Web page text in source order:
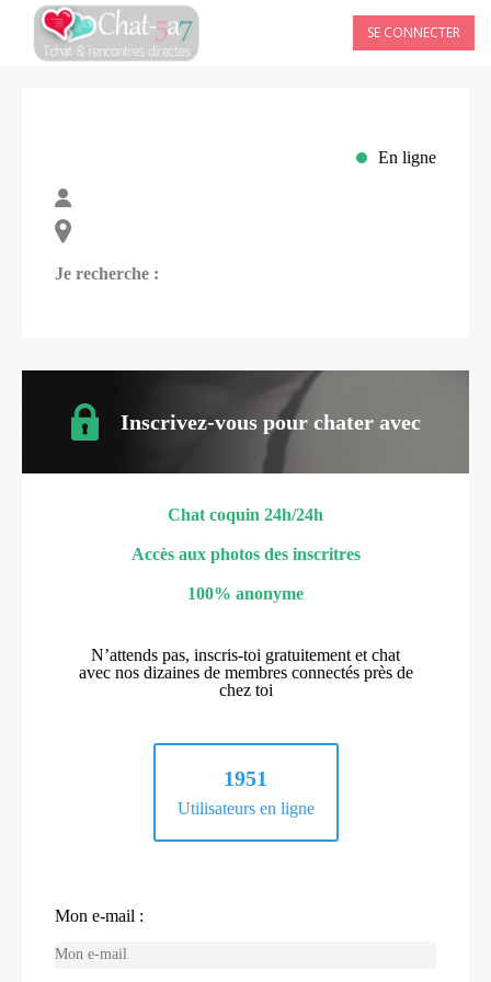
SE CONNECTER
En ligne
Je recherche :
Inscrivez-vous pour chater avec
Chat coquin 24h/24h
Accès aux photos des inscritres
100% anonyme
N’attends pas, inscris-toi gratuitement et chat
avec nos dizaines de membres connectés près de
chez toi
1951
Utilisateurs en ligne
Mon e-mail :